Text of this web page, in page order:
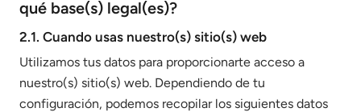
qué base(s) legal(es)?
2.1. Cuando usas nuestro(s) sitio(s) web
Utilizamos tus datos para proporcionarte acceso a
nuestro(s) sitio(s) web. Dependiendo de tu
configuración, podemos recopilar los siguientes datos